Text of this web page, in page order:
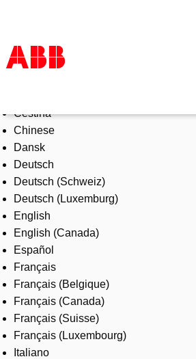
Products & Solutions
Industries
Services
About us
Where to buy
Contact us
Careers
Čeština
Chinese
Dansk
Deutsch
Deutsch (Schweiz)
Deutsch (Luxemburg)
English
English (Canada)
Español
Français
Français (Belgique)
Français (Canada)
Français (Suisse)
Français (Luxembourg)
Italiano